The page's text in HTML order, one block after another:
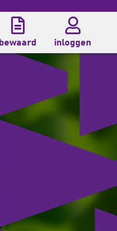
bewaard inloggen